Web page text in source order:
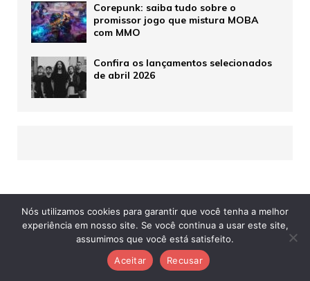
Corepunk: saiba tudo sobre o
promissor jogo que mistura MOBA
com MMO
Confira os lançamentos selecionados
de abril 2026
Nós utilizamos cookies para garantir que você tenha a melhor
experiência em nosso site. Se você continua a usar este site,
assumimos que você está satisfeito.
Aceitar
Recusar